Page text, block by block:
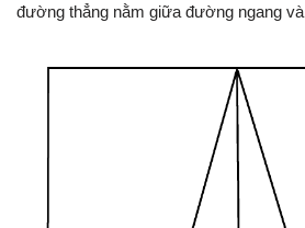
đường thẳng nằm giữa đường ngang